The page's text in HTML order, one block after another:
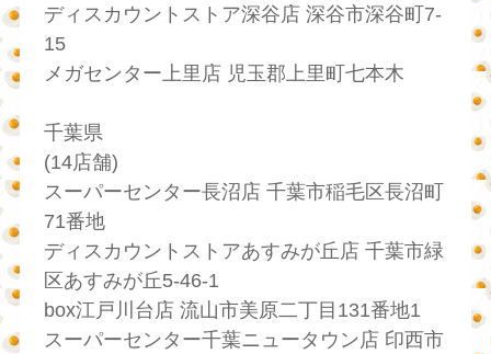
ディスカウントストア深谷店 深谷市深谷町7-
15
メガセンター上里店 児玉郡上里町七本木
千葉県
(14店舗)
スーパーセンター長沼店 千葉市稲毛区長沼町
71番地
ディスカウントストアあすみが丘店 千葉市緑
区あすみが丘5-46-1
box江戸川台店 流山市美原二丁目131番地1
スーパーセンター千葉ニュータウン店 印西市